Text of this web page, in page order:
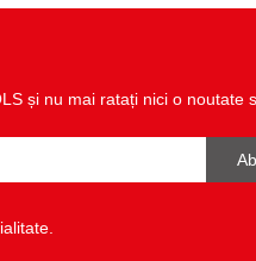
și nu mai ratați nici o noutate